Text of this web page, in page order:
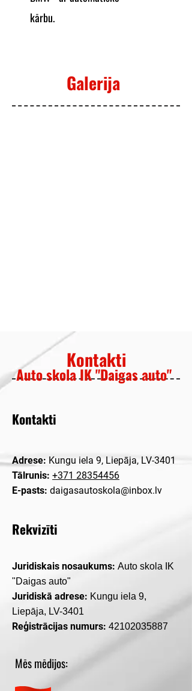
kārbu.
Galerija
>
Kontakti
Auto skola IK "Daigas auto"
Kontakti
Adrese: Kungu iela 9, Liepāja, LV-3401
Tālrunis: +371 28354456
E-pasts: daigasautoskola@inbox.lv
Rekvizīti
Juridiskais nosaukums: Auto skola IK
"Daigas auto"
Juridiskā adrese: Kungu iela 9,
Liepāja, LV-3401
Reģistrācijas numurs: 42102035887
Mēs mēdijos: